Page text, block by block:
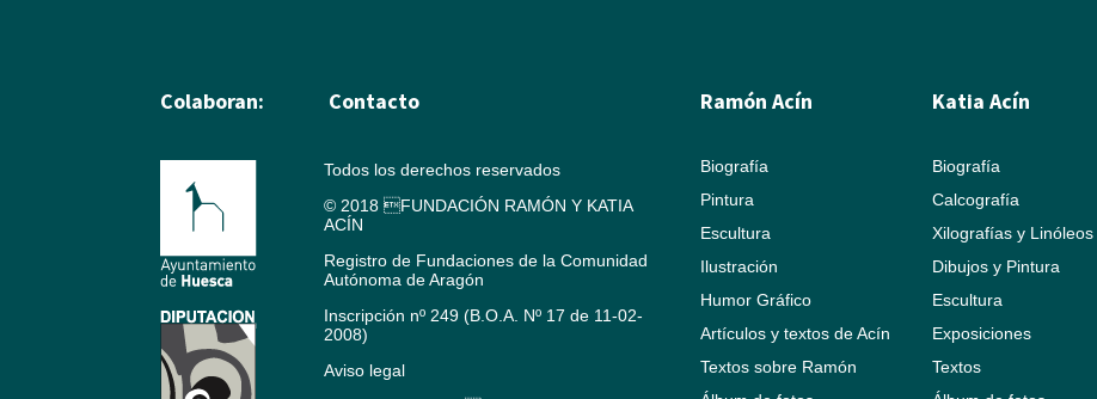
Colaboran: Contacto
Todos los derechos reservados
© 2018 FUNDACIÓN RAMÓN Y KATIA
ACÍN
Registro de Fundaciones de la Comunidad
Autónoma de Aragón
Inscripción nº 249 (B.O.A. Nº 17 de 11-02-
2008)
Aviso legal
Ramón Acín
Biografía
Pintura
Escultura
Ilustración
Humor Gráfico
Artículos y textos de Acín
Textos sobre Ramón
Katia Acín
Biografía
Calcografía
Xilografías y Linóleos
Dibujos y Pintura
Escultura
Exposiciones
Textos